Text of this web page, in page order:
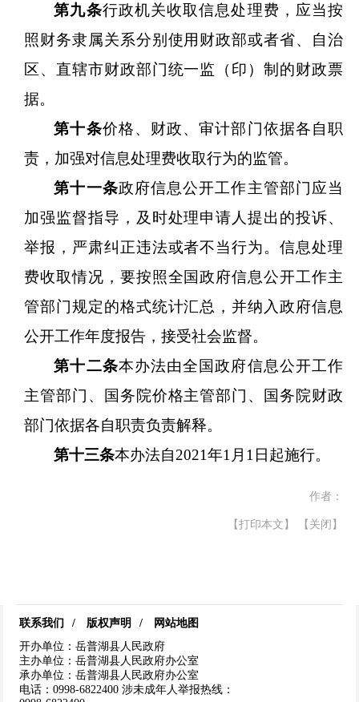
第九条行政机关收取信息处理费，应当按
照财务隶属关系分别使用财政部或者省、自治
区、直辖市财政部门统一监（印）制的财政票
据。
第十条价格、财政、审计部门依据各自职
责，加强对信息处理费收取行为的监管。
第十一条政府信息公开工作主管部门应当
加强监督指导，及时处理申请人提出的投诉、
举报，严肃纠正违法或者不当行为。信息处理
费收取情况，要按照全国政府信息公开工作主
管部门规定的格式统计汇总，并纳入政府信息
公开工作年度报告，接受社会监督。
第十二条本办法由全国政府信息公开工作
主管部门、国务院价格主管部门、国务院财政
部门依据各自职责负责解释。
第十三条本办法自2021年1月1日起施行。
作者：
【打印本文】 【关闭】
联系我们 / 版权声明 /
网站地图
开办单位：岳普湖县人民政府
主办单位：岳普湖县人民政府办公室
承办单位：岳普湖县人民政府办公室
电话：0998-6822400涉未成年人举报热线：